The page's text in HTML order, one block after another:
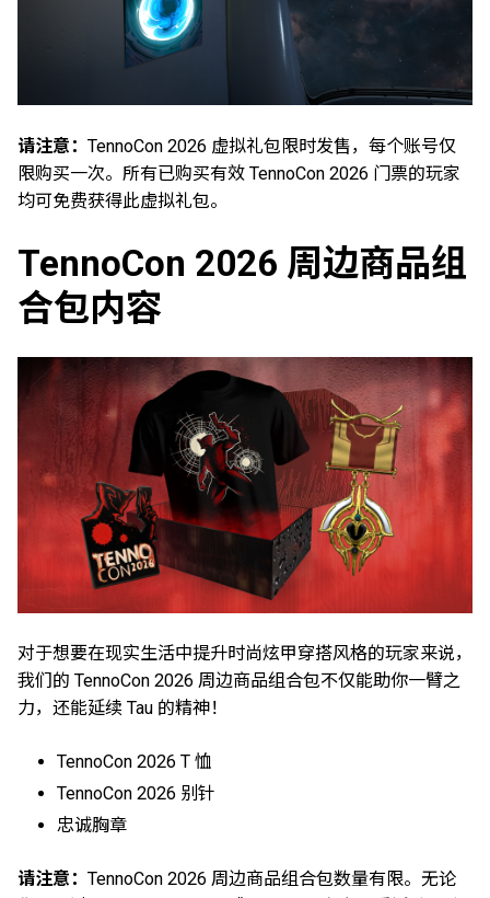
请注意： TennoCon 2026 虚拟礼包限时发售，每个账号仅
限购买一次。所有已购买有效 TennoCon 2026 门票的玩家
均可免费获得此虚拟礼包。
TennoCon 2026 周边商品组
合包内容
对于想要在现实生活中提升时尚炫甲穿搭风格的玩家来说，
我们的 TennoCon 2026 周边商品组合包不仅能助你一臂之
力，还能延续 Tau 的精神！
TennoCon 2026 T 恤
TennoCon 2026 别针
忠诚胸章
请注意： TennoCon 2026 周边商品组合包数量有限。无论